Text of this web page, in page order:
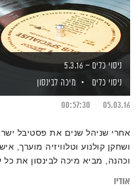
ניסוי כלים – 5.3.16
ניסוי כלים
מיכה לבינסון
05.03.16
00:57:30
אחרי שניהל שנים את פסטיבל
ושחקן קולנוע וטלוויזיה מוערך,
וכהנה, מביא מיכה לבינסון את
אודיו